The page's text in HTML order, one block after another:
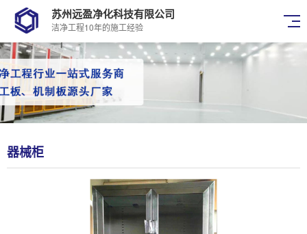
苏州远盈净化科技有限公司
洁净工程10年的施工经验
器械柜